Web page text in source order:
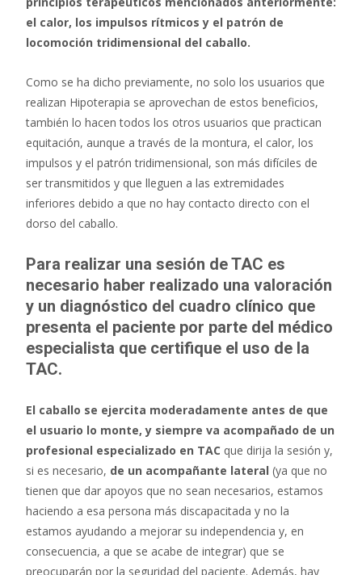
el calor, los impulsos rítmicos y el patrón de
locomoción tridimensional del caballo.
Como se ha dicho previamente, no solo los usuarios que
realizan Hipoterapia se aprovechan de estos beneficios,
también lo hacen todos los otros usuarios que practican
equitación, aunque a través de la montura, el calor, los
impulsos y el patrón tridimensional, son más difíciles de
ser transmitidos y que lleguen a las extremidades
inferiores debido a que no hay contacto directo con el
dorso del caballo.
Para realizar una sesión de TAC es
necesario haber realizado una valoración
y un diagnóstico del cuadro clínico que
presenta el paciente por parte del médico
especialista que certifique el uso de la
TAC.
El caballo se ejercita moderadamente antes de que
el usuario lo monte, y siempre va acompañado de un
profesional especializado en TAC que dirija la sesión y,
si es necesario, de un acompañante lateral (ya que no
tienen que dar apoyos que no sean necesarios, estamos
haciendo a esa persona más discapacitada y no la
estamos ayudando a mejorar su independencia y, en
consecuencia, a que se acabe de integrar) que se
preocuparán por la seguridad del paciente. Además, hay